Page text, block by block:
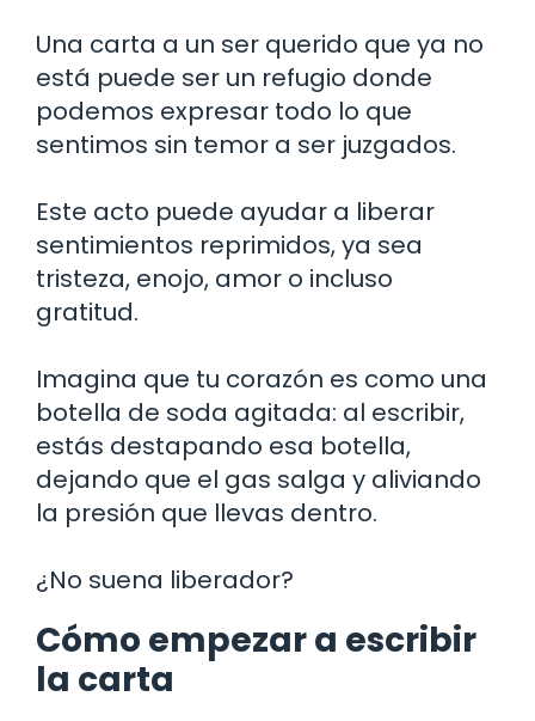
Una carta a un ser querido que ya no
está puede ser un refugio donde
podemos expresar todo lo que
sentimos sin temor a ser juzgados.
Este acto puede ayudar a liberar
sentimientos reprimidos, ya sea
tristeza, enojo, amor o incluso
gratitud.
Imagina que tu corazón es como una
botella de soda agitada: al escribir,
estás destapando esa botella,
dejando que el gas salga y aliviando
la presión que llevas dentro.
¿No suena liberador?
Cómo empezar a escribir
la carta